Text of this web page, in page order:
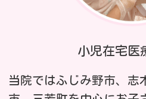
小児在宅医
当院ではふじみ野市、志